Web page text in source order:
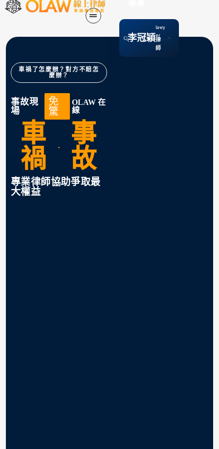
李冠穎
lawy
er
律
師
車禍了怎麼辦？對方不賠怎
麼辦？
事故現
場
免
驚
OLAW 在
線
車
禍
事
故
專業律師協助爭取最
大權益